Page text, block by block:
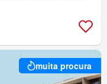
muita procura